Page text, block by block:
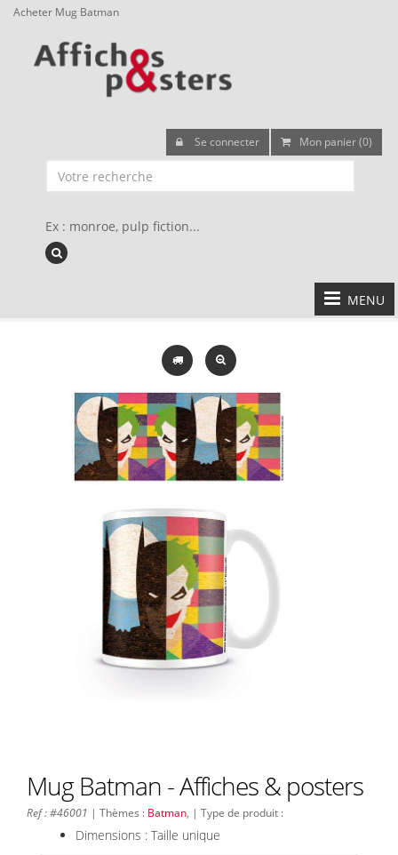
Acheter Mug Batman
Se connecter Mon panier (0)
Ex : monroe, pulp fiction...
MENU
Mug Batman - Affiches & posters
Ref : #46001 | Thèmes : Batman , | Type de produit :
Dimensions : Taille unique